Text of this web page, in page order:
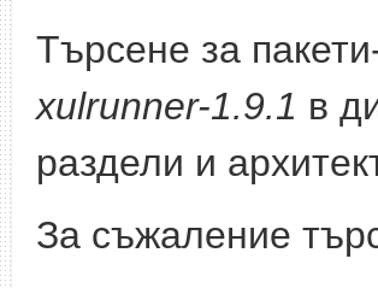
Търсене за
xulrunner-1.9.1 в
раздели и
За съжаление